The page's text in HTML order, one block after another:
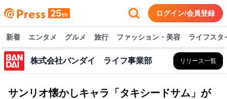
ログイン/会員登録
新着 エンタメ グルメ 旅行 ファッション・美容 ライフスタ
株式会社バンダイ ライフ事業部 リリース一覧
サンリオ懐かしキャラ「タキシードサム」が